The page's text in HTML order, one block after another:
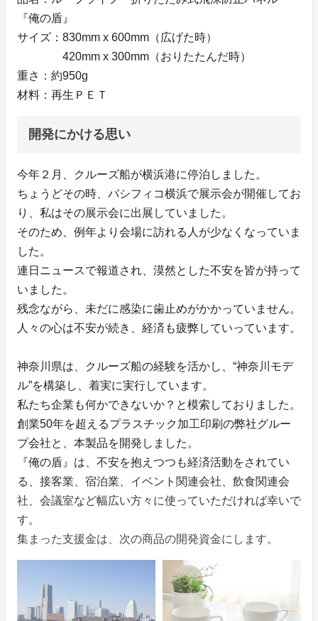
『俺の盾』
サイズ：830mm x 600mm（広げた時）
420mm x 300mm（おりたたんだ時）
重さ：約950g
材料：再生ＰＥＴ
開発にかける思い
今年２月、クルーズ船が横浜港に停泊しました。
ちょうどその時、パシフィコ横浜で展示会が開催してお
り、私はその展示会に出展していました。
そのため、例年より会場に訪れる人が少なくなっていま
した。
連日ニュースで報道され、漠然とした不安を皆が持って
いました。
残念ながら、未だに感染に歯止めがかかっていません。
人々の心は不安が続き、経済も疲弊していっています。
神奈川県は、クルーズ船の経験を活かし、“神奈川モデ
ル”を構築し、着実に実行しています。
私たち企業も何かできないか？と模索しておりました。
創業50年を超えるプラスチック加工印刷の弊社グルー
プ会社と、本製品を開発しました。
『俺の盾』は、不安を抱えつつも経済活動をされてい
る、接客業、宿泊業、イベント関連会社、飲食関連会
社、会議室など幅広い方々に使っていただければ幸いで
す。
集まった支援金は、次の商品の開発資金にします。